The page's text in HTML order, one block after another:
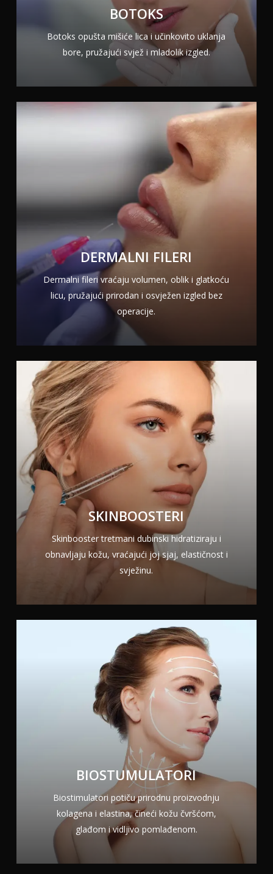
BOTOKS
Botoks opušta mišiće lica i učinkovito uklanja
bore, pružajući svjež i mladolik izgled.
DERMALNI FILERI
Dermalni fileri vraćaju volumen, oblik i glatkoću
licu, pružajući prirodan i osvježen izgled bez
operacije.
SKINBOOSTERI
Skinbooster tretmani dubinski hidratiziraju i
obnavljaju kožu, vraćajući joj sjaj, elastičnost i
svježinu.
BIOSTUMULATORI
Biostimulatori potiču prirodnu proizvodnju
kolagena i elastina, čineći kožu čvršćom,
glađom i vidljivo pomlađenom.